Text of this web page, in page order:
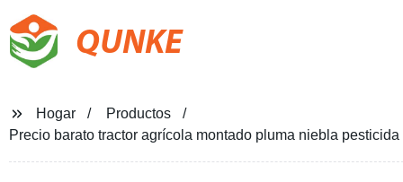
QUNKE
Hogar
Productos
Precio barato tractor agrícola montado pluma niebla